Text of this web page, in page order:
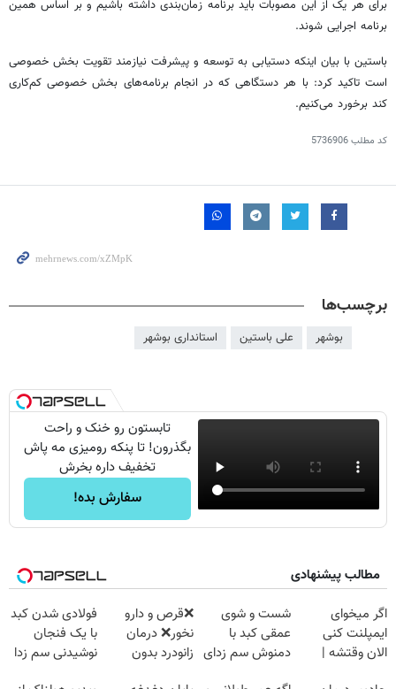
برای هر یک از این مصوبات باید برنامه زمان‌بندی داشته باشیم و بر اساس همین
برنامه اجرایی شوند.
باستین با بیان اینکه دستیابی به توسعه و پیشرفت نیازمند تقویت بخش خصوصی
است تاکید کرد: با هر دستگاهی که در انجام برنامه‌های بخش خصوصی کم‌کاری
کند برخورد می‌کنیم.
کد مطلب5736906
برچسب‌ها
بوشهر علی باستین استانداری بوشهر
تابستون رو خنک و راحت
بگذرون! تا پنکه رومیزی مه پاش
تخفیف داره بخرش
سفارش بده!
مطالب پیشنهادی
اگر میخوای
ایمپلنت کنی
الان وقتشه |
شست و شوی
عمقی کبد با
دمنوش سم زدای
❌قرص‌ و دارو
نخور❌ درمان
زانودرد بدون
فولادی شدن کبد
با یک فنجان
نوشیدنی سم زدا